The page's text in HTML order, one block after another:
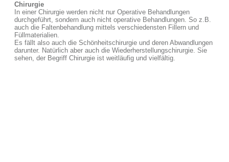
Chirurgie
In einer Chirurgie werden nicht nur Operative Behandlungen
durchgeführt, sondern auch nicht operative Behandlungen. So z.B.
auch die Faltenbehandlung mittels verschiedensten Fillern und
Füllmaterialien.
Es fällt also auch die Schönheitschirurgie und deren Abwandlungen
darunter. Natürlich aber auch die Wiederherstellungschirurgie. Sie
sehen, der Begriff Chirurgie ist weitläufig und vielfältig.